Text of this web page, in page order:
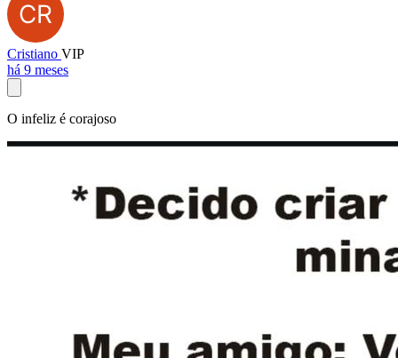
Cristiano VIP
há 9 meses
O infeliz é corajoso